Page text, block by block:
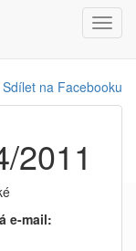
Sdílet na Facebooku
2011
e-mail: